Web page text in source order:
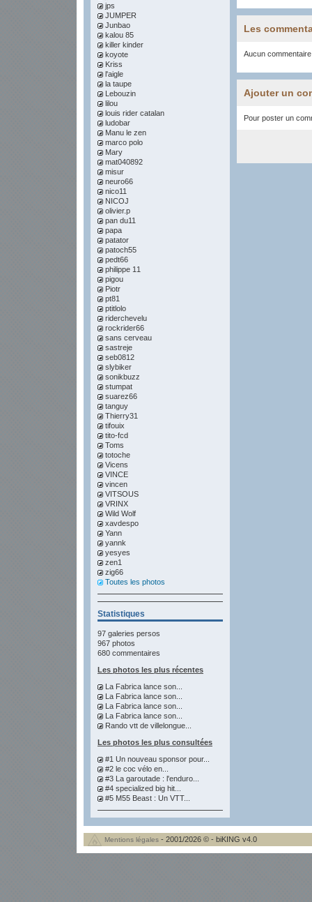
jps
JUMPER
Junbao
kalou 85
killer kinder
koyote
Kriss
l'aigle
la taupe
Lebouzin
lilou
louis rider catalan
ludobar
Manu le zen
marco polo
Mary
mat040892
misur
neuro66
nico11
NICOJ
olivier.p
pan du11
papa
patator
patoch55
pedt66
philippe 11
pigou
Piotr
pt81
ptitlolo
riderchevelu
rockrider66
sans cerveau
sastreje
seb0812
slybiker
sonikbuzz
stumpat
suarez66
tanguy
Thierry31
tifouix
tito-fcd
Toms
totoche
Vicens
VINCE
vincen
VITSOUS
VRINX
Wild Wolf
xavdespo
Yann
yannk
yesyes
zen1
zig66
Toutes les photos
Statistiques
97 galeries persos
967 photos
680 commentaires
Les photos les plus récentes
La Fabrica lance son...
La Fabrica lance son...
La Fabrica lance son...
La Fabrica lance son...
Rando vtt de villelongue...
Les photos les plus consultées
#1 Un nouveau sponsor pour...
#2 le coc vélo en...
#3 La garoutade : l'enduro...
#4 specialized big hit...
#5 M55 Beast : Un VTT...
Les
Aucun
Ajouter un
Pour poster un
Mentions légales - 2001/2026 © - biKING v4.0